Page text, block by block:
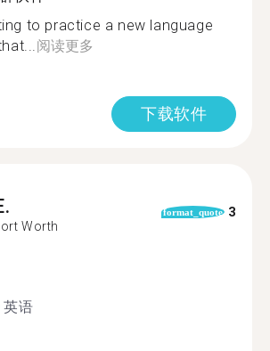
to practice a new language
阅读更多
下载软件
Worth
format_quote 3
英语